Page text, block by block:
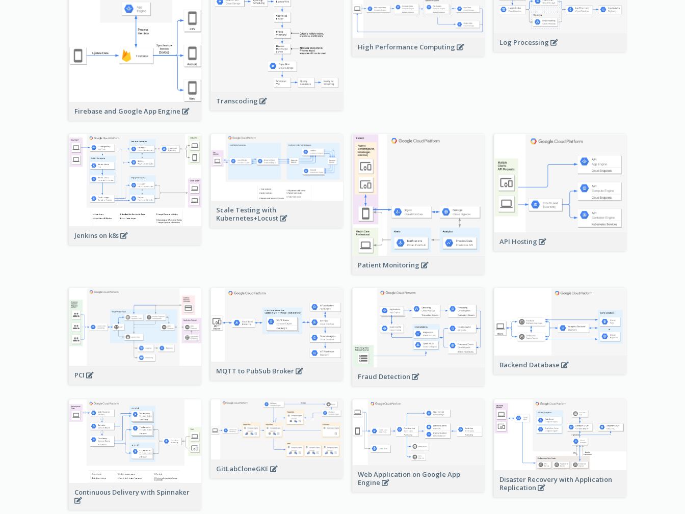
Firebase and Google App Engine
Transcoding
High Performance Computing Log Processing
Jenkins on k8s
Scale Testing with
Kubernetes+Locust
Patient Monitoring
API Hosting
PCI MQTT to PubSub Broker
Fraud Detection
Backend Database
Continuous Delivery with Spinnaker
GitLabCloneGKE
Web Application on Google App
Engine
Disaster Recovery with Application
Replication